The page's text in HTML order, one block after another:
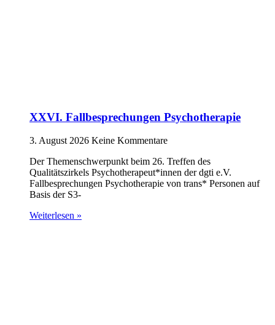
XXVI. Fallbesprechungen Psychotherapie
3. August 2026 Keine Kommentare
Der Themenschwerpunkt beim 26. Treffen des
Qualitätszirkels Psychotherapeut*innen der dgti e.V.
Fallbesprechungen Psychotherapie von trans* Personen auf
Basis der S3-
Weiterlesen »